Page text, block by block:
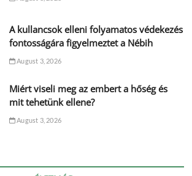
A kullancsok elleni folyamatos védekezés
fontosságára figyelmeztet a Nébih
August 3, 2026
Miért viseli meg az embert a hőség és
mit tehetünk ellene?
August 3, 2026